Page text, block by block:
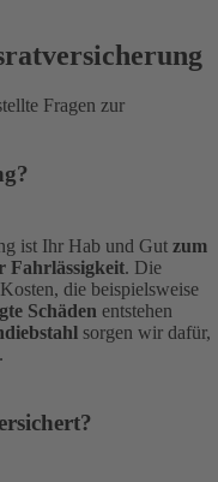
Fragen zur
ist Ihr Hab und Gut zum
Fahrlässigkeit. Die
die beispielsweise
Schäden entstehen
sorgen wir dafür,